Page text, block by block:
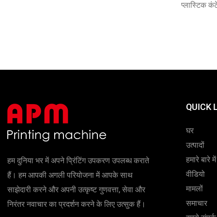
प्लास्टिक
और
हम दुनिया भर में अपने प्रिंटिंग उपकरण उपलब्ध कराते
हैं। हम आपकी अगली परियोजना में आपके साथ
साझेदारी करने और अपनी उत्कृष्ट गुणवत्ता, सेवा और
निरंतर नवाचार का प्रदर्शन करने के लिए उत्सुक हैं।
QUICK
घर
उत्पादों
हमारे बारे में
वीडियो
मामलों
समाचार